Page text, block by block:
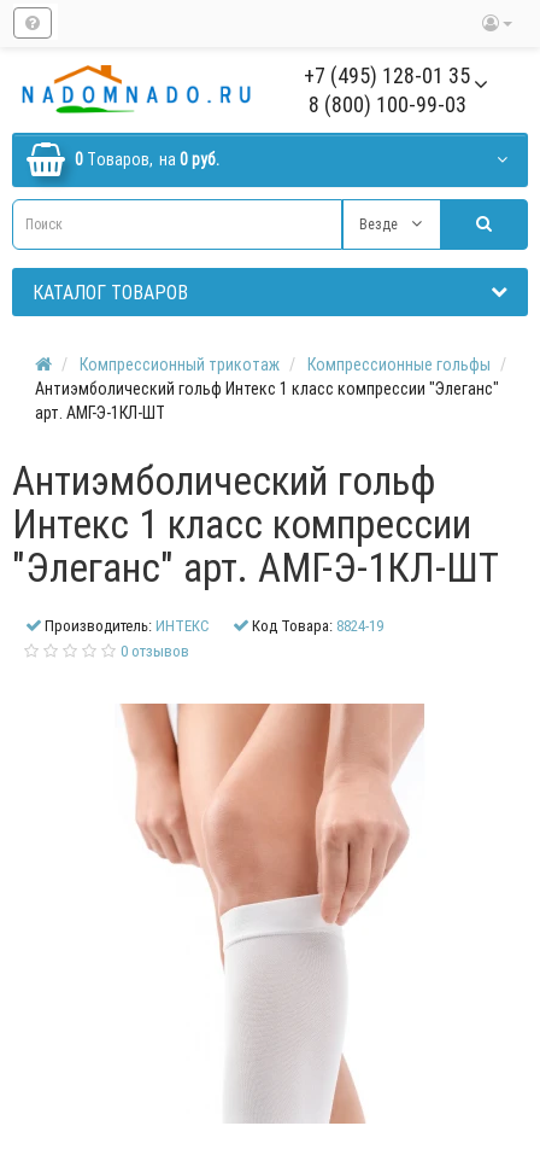
+7 (495) 128-01 35
8 (800) 100-99-03
0 Tоваров, на 0 руб.
Везде
КАТАЛОГ ТОВАРОВ
Компрессионный трикотаж
Компрессионные гольфы
Антиэмболический гольф Интекс 1 класс компрессии "Элеганс"
арт. АМГ-Э-1КЛ-ШТ
Антиэмболический гольф
Интекс 1 класс компрессии
"Элеганс" арт. АМГ-Э-1КЛ-ШТ
Производитель:ИНТЕКС Код Товара: 8824-19
0 отзывов